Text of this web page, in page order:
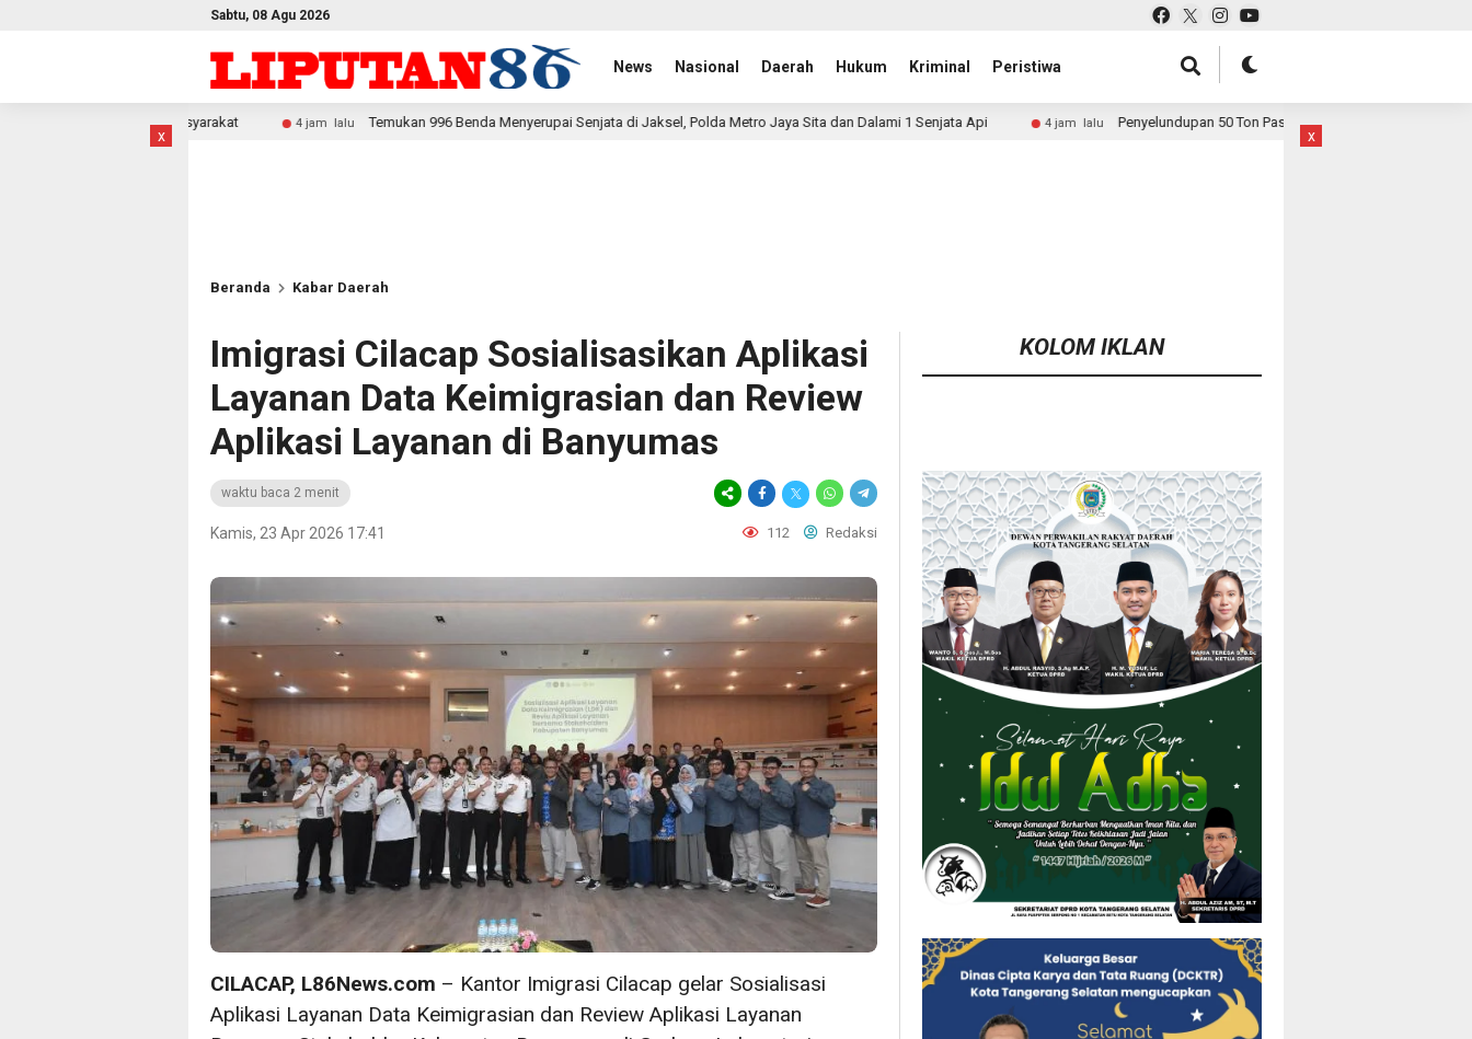
Sabtu, 08 Agu 2026
News Nasional Daerah Hukum Kriminal Peristiwa
x
4 jam lalu Temukan 996 Benda Menyerupai Senjata di Jaksel, Polda Metro Jaya Sita dan Dalami 1 Senjata Api 4 jam lalu Penyelundupan 50 Ton Pasir Timah ke Malaysia Dibongkar, Bareskrim Buru Aktor
Beranda Kabar Daerah
Imigrasi Cilacap Sosialisasikan Aplikasi
Layanan Data Keimigrasian dan Review
Aplikasi Layanan di Banyumas
waktu baca 2 menit
Kamis, 23 Apr 2026 17:41 112 Redaksi
CILACAP, L86News.com – Kantor Imigrasi Cilacap gelar Sosialisasi
Aplikasi Layanan Data Keimigrasian dan Review Aplikasi Layanan
KOLOM IKLAN
x